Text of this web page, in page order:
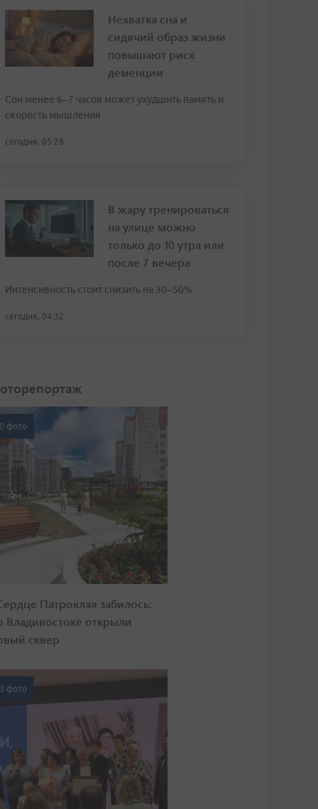
Нехватка сна и
сидячий образ жизни
повышают риск
деменции
Сон менее 6–7 часов может ухудшить память и
скорость мышления
сегодня, 05:28
В жару тренироваться
на улице можно
только до 10 утра или
после 7 вечера
Интенсивность стоит снизить на 30–50%
сегодня, 04:32
фото
Патрокла» забилось:
Владивостоке открыли
сквер
фото